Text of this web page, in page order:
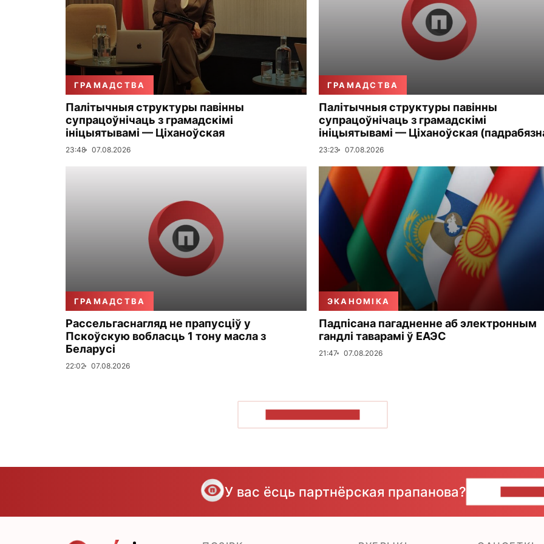
ГРАМАДСТВА
Палітычныя структуры павінны
супрацоўнічаць з грамадскімі
ініцыятывамі — Ціханоўская
23:48 07.08.2026
ГРАМАДСТВА
Палітычныя структуры павінны
супрацоўнічаць з грамадскімі
ініцыятывамі — Ціханоўская
23:23 07.08.2026
ГРАМАДСТВА
Рассельгаснагляд не прапусціў у
Пскоўскую вобласць 1 тону масла з
Беларусі
22:02 07.08.2026
ЭКАНОМІКА
Падпісана пагадненне аб электронным
гандлі таварамі ў ЕАЭС
21:47 07.08.2026
У вас ёсць партнёрская прапанова?